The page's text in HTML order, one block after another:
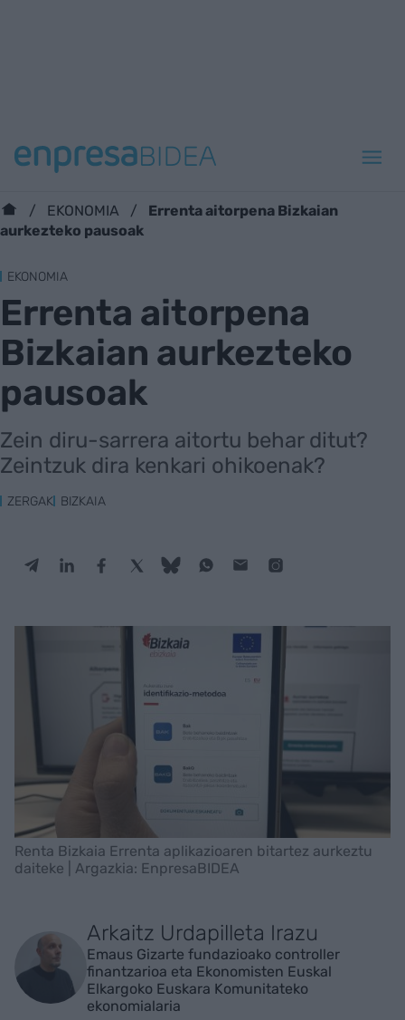
EKONOMIA
Errenta aitorpena Bizkaian
aurkezteko pausoak
EKONOMIA
Errenta aitorpena
Bizkaian aurkezteko
pausoak
Zein diru-sarrera aitortu behar ditut?
Zeintzuk dira kenkari ohikoenak?
ZERGAK BIZKAIA
Renta Bizkaia Errenta aplikazioaren bitartez aurkeztu
daiteke | Argazkia: EnpresaBIDEA
Arkaitz Urdapilleta Irazu
Emaus Gizarte fundazioako controller
finantzarioa eta Ekonomisten Euskal
Elkargoko Euskara Komunitateko
ekonomialaria